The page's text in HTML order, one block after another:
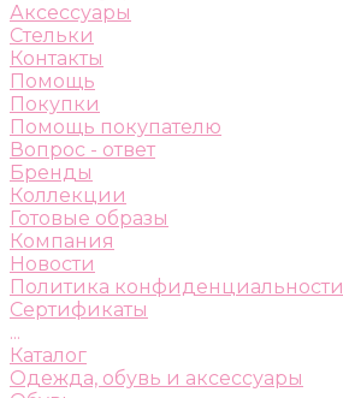
Аксессуары
Стельки
Контакты
Помощь
Покупки
Помощь покупателю
Вопрос - ответ
Бренды
Коллекции
Готовые образы
Компания
Новости
Политика конфиденциальности
Сертификаты
...
Каталог
Одежда, обувь и аксессуары